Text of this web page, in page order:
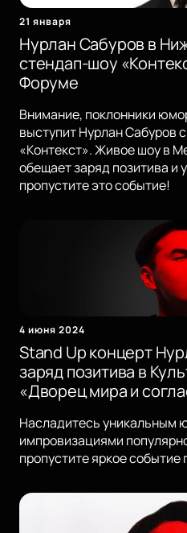
21 января
Нурлан Сабуров в
стендап-шоу
Форуме
Внимание, поклонники
выступит Нурлан Сабуров
«Контекст». Живое шоу в
обещает заряд позитива и
пропустите это событие!
4 июня 2024
Stand Up концерт
заряд позитива в
«Дворец мира и
Насладитесь уникальным
импровизациями
пропустите яркое событие